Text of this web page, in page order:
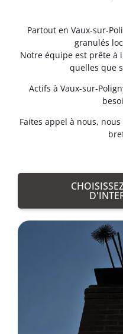
Partout en Vaux-sur-
granulés
Notre équipe est prête à
quelles que
Actifs à Vaux-sur-
Faites appel à nous,